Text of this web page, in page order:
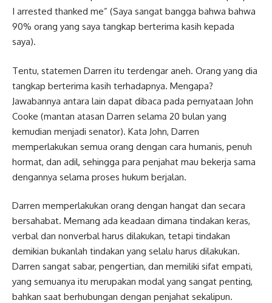
I arrested thanked me” (Saya sangat bangga bahwa bahwa
90% orang yang saya tangkap berterima kasih kepada
saya).
Tentu, statemen Darren itu terdengar aneh. Orang yang dia
tangkap berterima kasih terhadapnya. Mengapa?
Jawabannya antara lain dapat dibaca pada pernyataan John
Cooke (mantan atasan Darren selama 20 bulan yang
kemudian menjadi senator). Kata John, Darren
memperlakukan semua orang dengan cara humanis, penuh
hormat, dan adil, sehingga para penjahat mau bekerja sama
dengannya selama proses hukum berjalan.
Darren memperlakukan orang dengan hangat dan secara
bersahabat. Memang ada keadaan dimana tindakan keras,
verbal dan nonverbal harus dilakukan, tetapi tindakan
demikian bukanlah tindakan yang selalu harus dilakukan.
Darren sangat sabar, pengertian, dan memiliki sifat empati,
yang semuanya itu merupakan modal yang sangat penting,
bahkan saat berhubungan dengan penjahat sekalipun.